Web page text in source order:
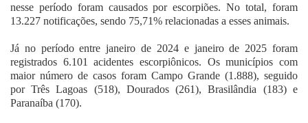
nesse período foram causados por escorpiões. No total, foram
13.227 notificações, sendo 75,71% relacionadas a esses animais.
Já no período entre janeiro de 2024 e janeiro de 2025 foram
registrados 6.101 acidentes escorpiônicos. Os municípios com
maior número de casos foram Campo Grande (1.888), seguido
por Três Lagoas (518), Dourados (261), Brasilândia (183) e
Paranaíba (170).